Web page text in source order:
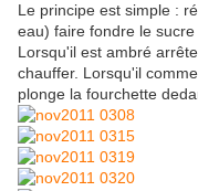
Le principe est simple :
eau) faire fondre le
Lorsqu'il est ambré
chauffer. Lorsqu'il
plonge la fourchette